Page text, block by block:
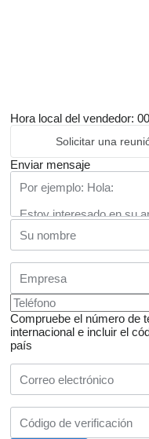
Hora local del vendedor:
Solicitar una
Enviar mensaje
Compruebe el número de
internacional e incluir el
país